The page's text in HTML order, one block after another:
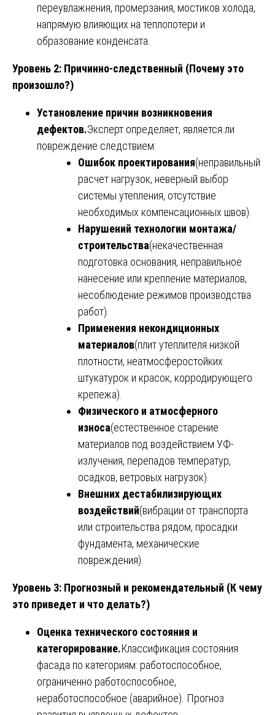
переувлажнения, промерзания, мостиков холода,
напрямую влияющих на теплопотери и
образование конденсата.
Уровень 2: Причинно-следственный (Почему это
произошло?)
Установление причин возникновения
дефектов.Эксперт определяет, является ли
повреждение следствием:
Ошибок проектирования(неправильный
расчет нагрузок, неверный выбор
системы утепления, отсутствие
необходимых компенсационных швов).
Нарушений технологии монтажа/
строительства(некачественная
подготовка основания, неправильное
нанесение или крепление материалов,
несоблюдение режимов производства
работ).
Применения некондиционных
материалов(плит утеплителя низкой
плотности, неатмосферостойких
штукатурок и красок, корродирующего
крепежа).
Физического и атмосферного
износа(естественное старение
материалов под воздействием УФ-
излучения, перепадов температур,
осадков, ветровых нагрузок).
Внешних дестабилизирующих
воздействий(вибрации от транспорта
или строительства рядом, просадки
фундамента, механические
повреждения).
Уровень 3: Прогнозный и рекомендательный (К чему
это приведет и что делать?)
Оценка технического состояния и
категорирование.Классификация состояния
фасада по категориям: работоспособное,
ограниченно работоспособное,
неработоспособное (аварийное). Прогноз